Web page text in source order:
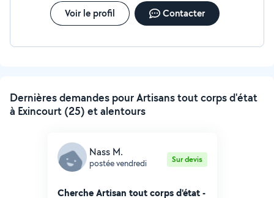
Voir le profil Contacter
Dernières demandes pour Artisans tout corps d'état
à Exincourt (25) et alentours
Nass M.
postée vendredi Sur devis
Cherche Artisan tout corps d'état -